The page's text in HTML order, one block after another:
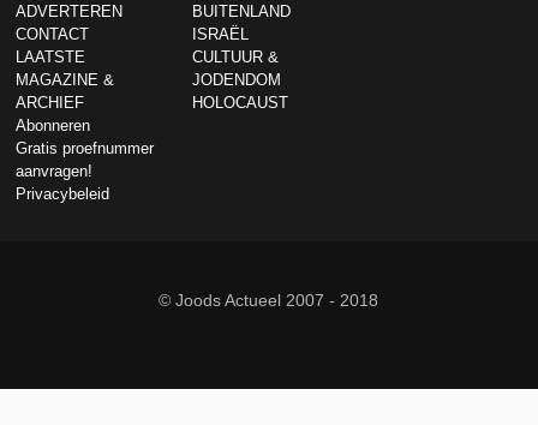
ADVERTEREN
CONTACT
LAATSTE
MAGAZINE &
ARCHIEF
Abonneren
Gratis proefnummer
aanvragen!
Privacybeleid
BUITENLAND
ISRAËL
CULTUUR &
JODENDOM
HOLOCAUST
© Joods Actueel 2007 - 2018